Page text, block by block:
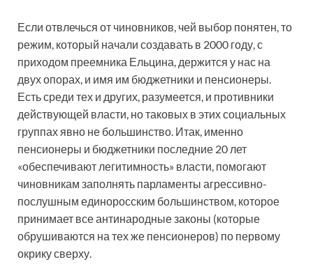
Если отвлечься от чиновников, чей выбор понятен, то
режим, который начали создавать в 2000 году, с
приходом преемника Ельцина, держится у нас на
двух опорах, и имя им бюджетники и пенсионеры.
Есть среди тех и других, разумеется, и противники
действующей власти, но таковых в этих социальных
группах явно не большинство. Итак, именно
пенсионеры и бюджетники последние 20 лет
«обеспечивают легитимность» власти, помогают
чиновникам заполнять парламенты агрессивно­
послушным единоросским большинством, которое
принимает все антинародные законы (которые
обрушиваются на тех же пенсионеров) по первому
окрику сверху.